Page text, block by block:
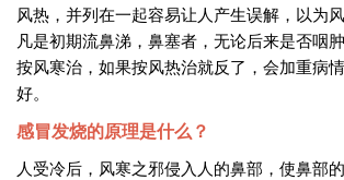
风热，并列在一起容易让人产生误解，以为风
凡是初期流鼻涕，鼻塞者，无论后来是否咽
按风寒治，如果按风热治就反了，会加重病
好。
感冒发烧的原理是什么？
人受冷后，风寒之邪侵入人的鼻部，使鼻部